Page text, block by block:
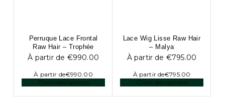
Perruque Lace Frontal
Raw Hair – Trophée
À partir de €990.00
À partir de€990.00
Choix des options
Lace Wig Lisse Raw Hair
– Malya
À partir de €795.00
À partir de€795.00
Choix des options